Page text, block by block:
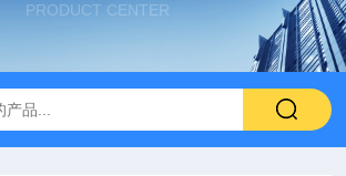
PRODUCT CENTER